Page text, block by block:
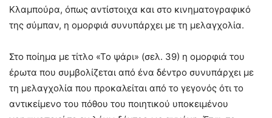
Κλαμπούρα, όπως αντίστοιχα και στο κινηματογραφικό
της σύμπαν, η ομορφιά συνυπάρχει με τη μελαγχολία.
Στο ποίημα με τίτλο «Το ψάρι» (σελ. 39) η ομορφιά του
έρωτα που συμβολίζεται από ένα δέντρο συνυπάρχει με
τη μελαγχολία που προκαλείται από το γεγονός ότι το
αντικείμενο του πόθου του ποιητικού υποκειμένου